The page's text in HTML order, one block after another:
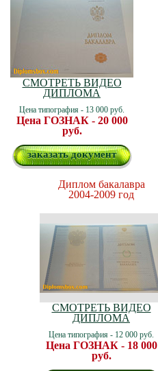
СМОТРЕТЬ ВИДЕО
ДИПЛОМА
Цена типография - 13 000 руб.
Цена ГОЗНАК - 20 000
руб.
заказать документ
Диплом бакалавра
2004-2009 год
СМОТРЕТЬ ВИДЕО
ДИПЛОМА
Цена типография - 12 000 руб.
Цена ГОЗНАК - 18 000
руб.